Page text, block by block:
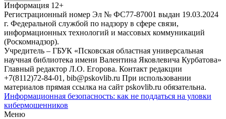
Информация 12+
Регистрационный номер Эл № ФС77-87001 выдан 19.03.2024
г. Федеральной службой по надзору в сфере связи,
информационных технологий и массовых коммуникаций
(Роскомнадзор).
Учредитель – ГБУК «Псковская областная универсальная
научная библиотека имени Валентина Яковлевича Курбатова»
Главный редактор Л.О. Егорова. Контакт редакции
+7(8112)72-84-01, bib@pskovlib.ru При использовании
материалов прямая ссылка на сайт pskovlib.ru обязательна.
Информационная безопасность: как не поддаться на уловки
кибермошенников
Меню